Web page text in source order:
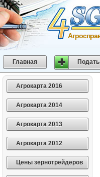
Главная
Агрокарта 2016
Агрокарта 2014
Агрокарта 2013
Агрокарта 2012
Цены зернотрейдеров